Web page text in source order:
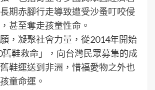
期赤腳行走導致遭受沙蚤叮咬侵
甚至奪走孩童性命。
，凝聚社會力量，從2014年開始
舊鞋救命」，向台灣民眾募集的成
鞋運送到非洲，惜福愛物之外也
童命運。